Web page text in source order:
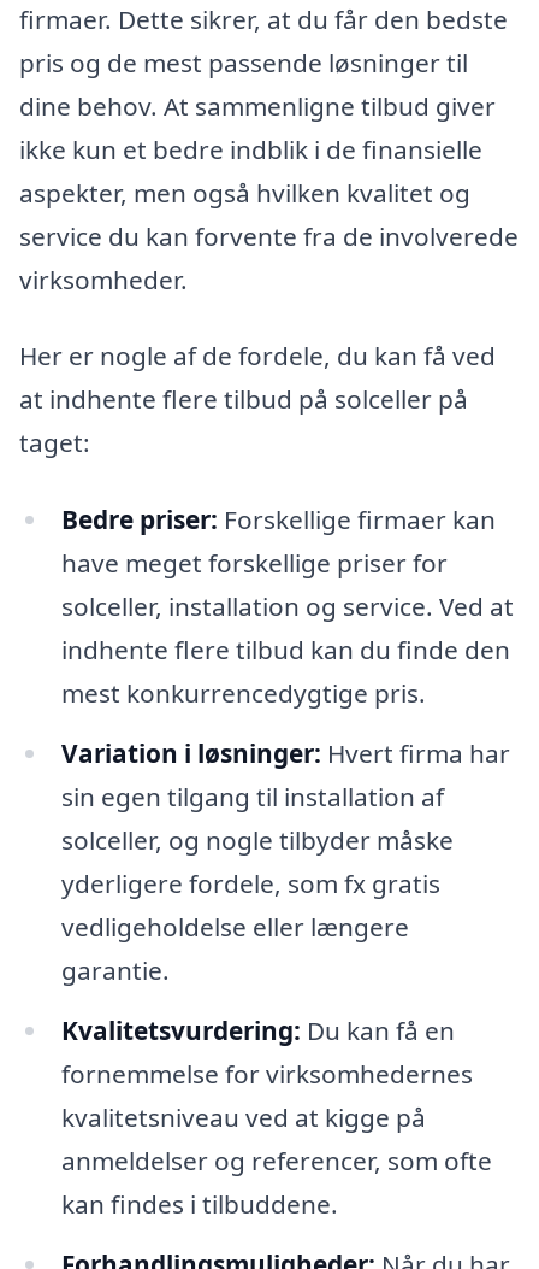
firmaer. Dette sikrer, at du får den bedste
pris og de mest passende løsninger til
dine behov. At sammenligne tilbud giver
ikke kun et bedre indblik i de finansielle
aspekter, men også hvilken kvalitet og
service du kan forvente fra de involverede
virksomheder.
Her er nogle af de fordele, du kan få ved
at indhente flere tilbud på solceller på
taget:
Bedre priser: Forskellige firmaer kan
have meget forskellige priser for
solceller, installation og service. Ved at
indhente flere tilbud kan du finde den
mest konkurrencedygtige pris.
Variation i løsninger: Hvert firma har
sin egen tilgang til installation af
solceller, og nogle tilbyder måske
yderligere fordele, som fx gratis
vedligeholdelse eller længere
garantie.
Kvalitetsvurdering: Du kan få en
fornemmelse for virksomhedernes
kvalitetsniveau ved at kigge på
anmeldelser og referencer, som ofte
kan findes i tilbuddene.